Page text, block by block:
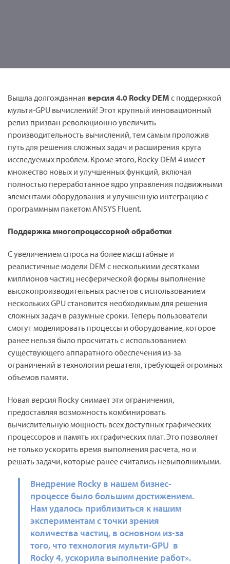
Вышла долгожданная версия 4.0 Rocky DEM с поддержкой
мульти-GPU вычислений! Этот крупный инновационный
релиз призван революционно увеличить
производительность вычислений, тем самым проложив
путь для решения сложных задач и расширения круга
исследуемых проблем. Кроме этого, Rocky DEM 4 имеет
множество новых и улучшенных функций, включая
полностью переработанное ядро управления подвижными
элементами оборудования и улучшенную интеграцию с
программным пакетом ANSYS Fluent.
Поддержка многопроцессорной обработки
С увеличением спроса на более масштабные и
реалистичные модели DEM с несколькими десятками
миллионов частиц несферической формы выполнение
высокопроизводительных расчетов с использованием
нескольких GPU становится необходимым для решения
сложных задач в разумные сроки. Теперь пользователи
смогут моделировать процессы и оборудование, которое
ранее нельзя было просчитать с использованием
существующего аппаратного обеспечения из-за
ограничений в технологии решателя, требующей огромных
объемов памяти.
Новая версия Rocky снимает эти ограничения,
предоставляя возможность комбинировать
вычислительную мощность всех доступных графических
процессоров и память их графических плат. Это позволяет
не только ускорить время выполнения расчета, но и
решать задачи, которые ранее считались невыполнимыми.
Внедрение Rocky в нашем бизнес-
процессе было большим достижением.
Нам удалось приблизиться к нашим
экспериментам с точки зрения
количества частиц, в основном из-за
того, что технология мульти-GPU в
Rocky 4, ускорила выполнение работ».